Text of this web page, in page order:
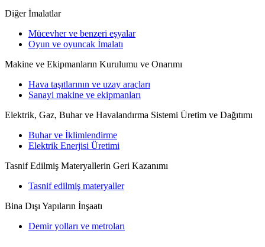
Diğer İmalatlar
Mücevher ve benzeri eşyalar
Oyun ve oyuncak İmalatı
Makine ve Ekipmanların Kurulumu ve Onarımı
Hava taşıtlarının ve uzay araçları
Sanayi makine ve ekipmanları
Elektrik, Gaz, Buhar ve Havalandırma Sistemi Üretim ve Dağıtımı
Buhar ve İklimlendirme
Elektrik Enerjisi Üretimi
Tasnif Edilmiş Materyallerin Geri Kazanımı
Tasnif edilmiş materyaller
Bina Dışı Yapıların İnşaatı
Demir yolları ve metroları